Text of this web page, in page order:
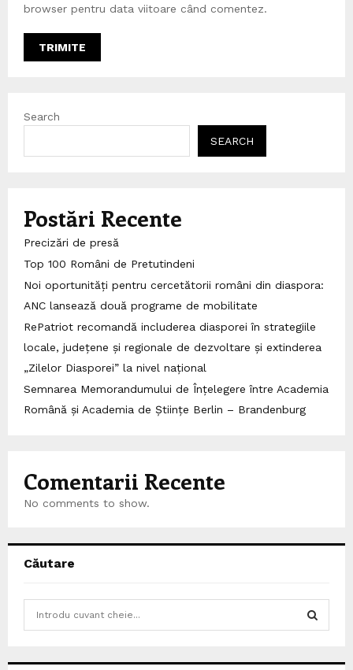
browser pentru data viitoare când comentez.
Search
SEARCH
Postări Recente
Precizări de presă
Top 100 Români de Pretutindeni
Noi oportunități pentru cercetătorii români din diaspora:
ANC lansează două programe de mobilitate
RePatriot recomandă includerea diasporei în strategiile
locale, județene și regionale de dezvoltare și extinderea
„Zilelor Diasporei” la nivel național
Semnarea Memorandumului de Înțelegere între Academia
Română și Academia de Științe Berlin – Brandenburg
Comentarii Recente
No comments to show.
Căutare